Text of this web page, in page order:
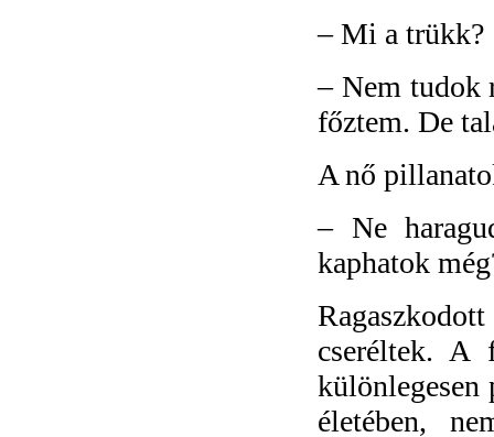
–Mi a trükk?
– Nem tudok
főztem. De
A nő
– Ne
kaphatok
cseréltek. A
életében,